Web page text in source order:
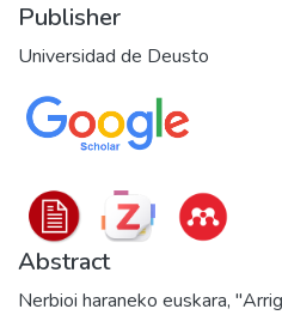
Publisher
Universidad de Deusto
Abstract
Nerbioi haraneko euskara,